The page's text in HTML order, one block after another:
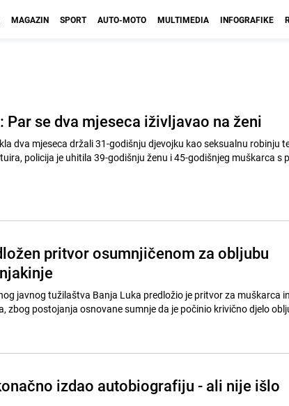
MAGAZIN SPORT AUTO-MOTO MULTIMEDIA INFOGRAFIKE
Par se dva mjeseca iživljavao na ženi
dva mjeseca držali 31-godišnju djevojku kao seksualnu robinju
policija je uhitila 39-godišnju ženu i 45-godišnjeg muškarca s
pritvor osumnjičenom za obljubu
javnog tužilaštva Banja Luka predložio je pritvor za muškarca
zbog postojanja osnovane sumnje da je počinio krivično djelo
izdao autobiografiju - ali nije išlo